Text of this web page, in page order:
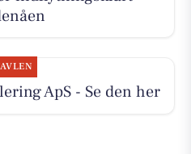
ApS - Se den her